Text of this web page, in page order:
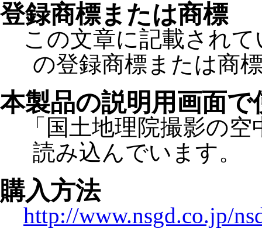
登録商標または商標
この文章に記載され
の登録商標または商
本製品の説明用画面
「国土地理院撮影の
読み込んでいます。
購入方法
http://www.nsgd.co.jp/